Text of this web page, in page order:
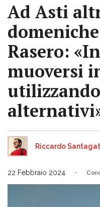
Ad Asti
Rasero:
muoversi
Riccardo
22 Febbraio 2024